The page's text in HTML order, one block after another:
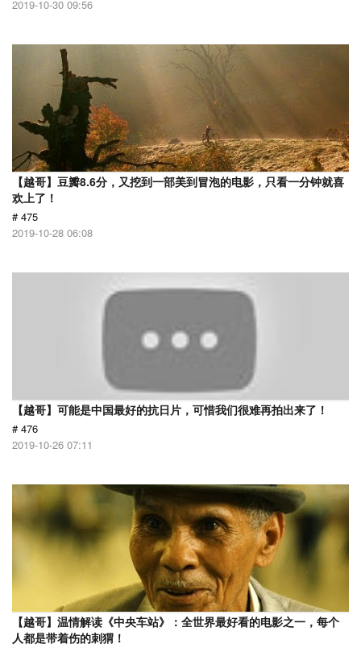
2019-10-30 09:56
【越哥】豆瓣8.6分，又挖到一部美到冒泡的电影，只看一分钟就喜
欢上了！
# 475
2019-10-28 06:08
【越哥】可能是中国最好的抗日片，可惜我们很难再拍出来了！
# 476
2019-10-26 07:11
【越哥】温情解读《中央车站》：全世界最好看的电影之一，每个
人都是带着伤的刺猬！